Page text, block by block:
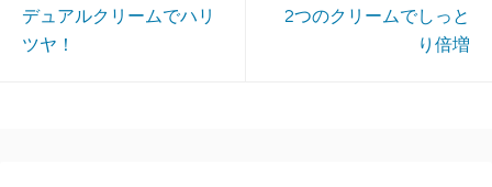
デュアルクリームでハリ
ツヤ！
2つのクリームでしっと
り倍増